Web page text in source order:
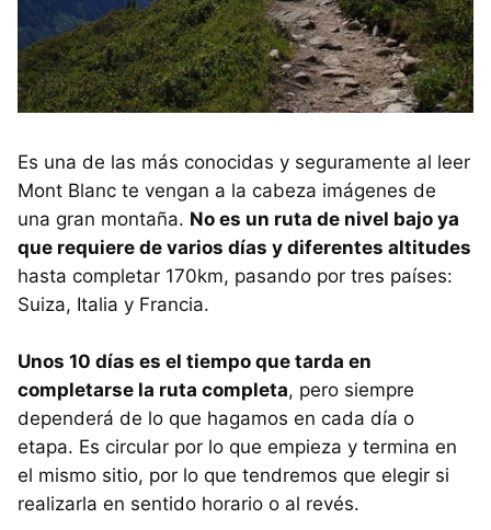
Es una de las más conocidas y seguramente al leer
Mont Blanc te vengan a la cabeza imágenes de
una gran montaña. No es un ruta de nivel bajo ya
que requiere de varios días y diferentes altitudes
hasta completar 170km, pasando por tres países:
Suiza, Italia y Francia.
Unos 10 días es el tiempo que tarda en
completarse la ruta completa, pero siempre
dependerá de lo que hagamos en cada día o
etapa. Es circular por lo que empieza y termina en
el mismo sitio, por lo que tendremos que elegir si
realizarla en sentido horario o al revés.